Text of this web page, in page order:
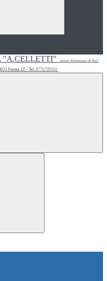
"A.CELLETTI" Istituto Professionale di Stato
Formia LT - Tel. 0771/725151